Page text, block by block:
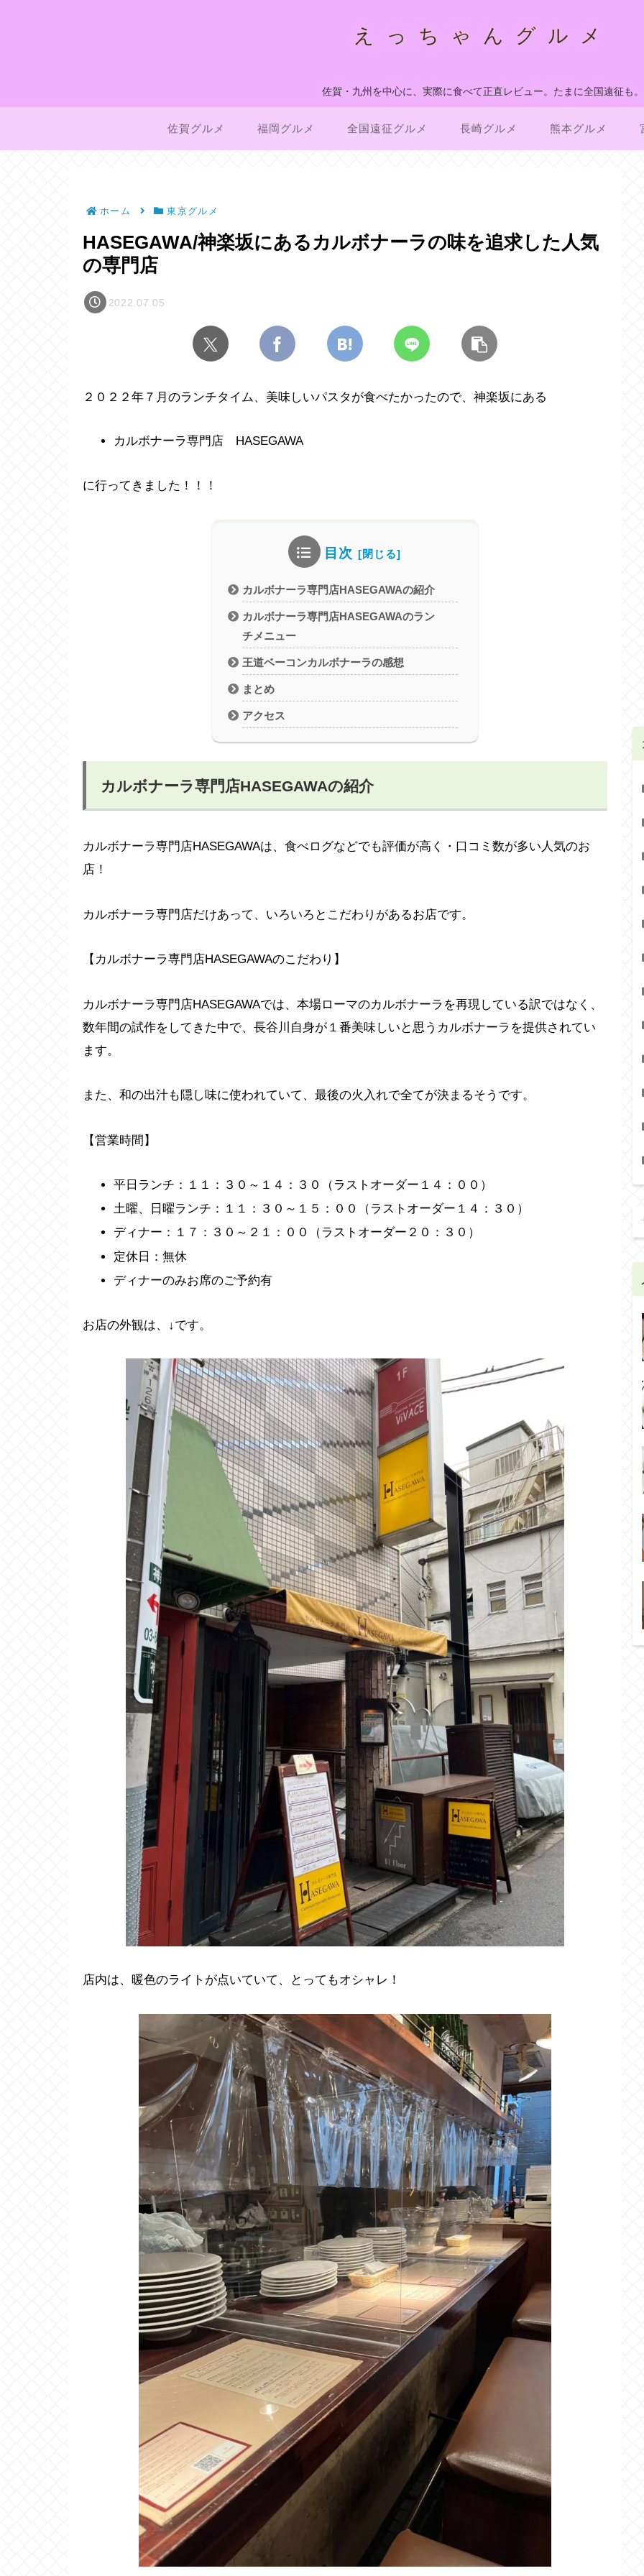
えっちゃんグルメ
佐賀・九州を中心に、実際に食べて正直レビュー。たまに全国遠征も。
佐賀グルメ 福岡グルメ 全国遠征グルメ 長崎グルメ 熊本グルメ
ホーム 東京グルメ
HASEGAWA/神楽坂にあるカルボナーラの味を追求した人気
の専門店
2022.07.05
２０２２年７月のランチタイム、美味しいパスタが食べたかったので、神楽坂にある
カルボナーラ専門店 HASEGAWA
に行ってきました！！！
目次
カルボナーラ専門店HASEGAWAの紹介
カルボナーラ専門店HASEGAWAのラン
チメニュー
王道ベーコンカルボナーラの感想
まとめ
アクセス
カルボナーラ専門店HASEGAWAの紹介
カルボナーラ専門店HASEGAWAは、食べログなどでも評価が高く・口コミ数が多い人気のお
店！
カルボナーラ専門店だけあって、いろいろとこだわりがあるお店です。
【カルボナーラ専門店HASEGAWAのこだわり】
カルボナーラ専門店HASEGAWAでは、本場ローマのカルボナーラを再現している訳ではなく、
数年間の試作をしてきた中で、長谷川自身が１番美味しいと思うカルボナーラを提供されてい
ます。
また、和の出汁も隠し味に使われていて、最後の火入れで全てが決まるそうです。
【営業時間】
平日ランチ：１１：３０～１４：３０（ラストオーダー１４：００）
土曜、日曜ランチ：１１：３０～１５：００（ラストオーダー１４：３０）
ディナー：１７：３０～２１：００（ラストオーダー２０：３０）
定休日：無休
ディナーのみお席のご予約有
お店の外観は、↓です。
店内は、暖色のライトが点いていて、とってもオシャレ！